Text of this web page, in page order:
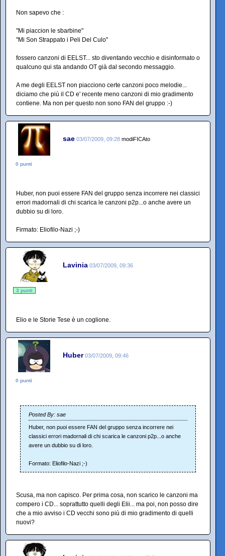
Non sapevo che :
"Mi piaccion le sbarbine"
"Mi Son Strappato i Peli Del Culo"
fossero canzoni di EELST... sto diventando vecchio e disinformato o
qualcuno qui sta andando OT già dal secondo messaggio.
A me degli EELST non piacciono certe canzoni poco melodie...
diciamo che più il CD e' recente meno canzoni di mio gradimento
contiene. Ma non per questo non sono FAN del gruppo :-)
sae 03/07/2009, 09:28 modiFICAto
0 punti
Huber, non puoi essere FAN del gruppo senza incorrere nei classici
errori madornali di chi scarica le canzoni p2p...o anche avere un
dubbio su di loro.
Firmato: Eliofilo-Nazi ;-)
Lavinia 03/07/2009, 09:36
3 punti
Elio e le Storie Tese è un coglione.
Huber 03/07/2009, 09:46
0 punti
Posted By: sae
Huber, non puoi essere FAN del gruppo senza incorrere nei
classici errori madornali di chi scarica le canzoni p2p...o anche
avere un dubbio su di loro.
Formato: Eliofilo-Nazi ;-)
Scusa, ma non capisco. Per prima cosa, non scarico le canzoni ma
compero i CD... soprattutto quelli degli Elii... ma poi, non posso dire
che a mio avviso i CD vecchi sono più di mio gradimento di quelli
nuovi?